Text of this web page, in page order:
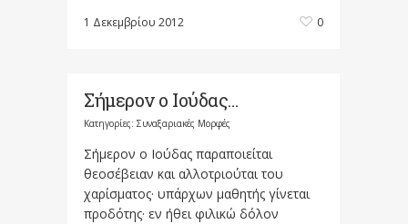
1 Δεκεμβρίου 2012 0
Σήμερον ο Ιούδας…
Κατηγορίες: Συναξαριακές Μορφές
Σήμερον ο Ιούδας παραποιείται
θεοσέβειαν και αλλοτριούται του
χαρίσματος· υπάρχων μαθητής γίνεται
προδότης· εν ήθει φιλικώ δόλον